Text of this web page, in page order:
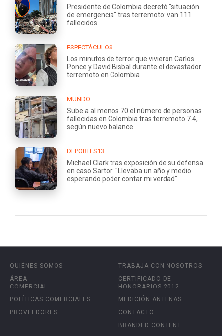
Presidente de Colombia decretó "situación
de emergencia" tras terremoto: van 111
fallecidos
ESPECTÁCULOS
Los minutos de terror que vivieron Carlos
Ponce y David Bisbal durante el devastador
terremoto en Colombia
MUNDO
Sube a al menos 70 el número de personas
fallecidas en Colombia tras terremoto 7.4,
según nuevo balance
DEPORTES13
Michael Clark tras exposición de su defensa
en caso Sartor: "Llevaba un año y medio
esperando poder contar mi verdad"
QUIÉNES SOMOS
ÁREA
COMERCIAL
POLÍTICAS COMERCIALES
PROVEEDORES
TRABAJA CON NOSOTROS
CERTIFICADO DE
HONORARIOS 2012
MEDICIÓN ANTENAS
CONTACTO
BRANDED CONTENT